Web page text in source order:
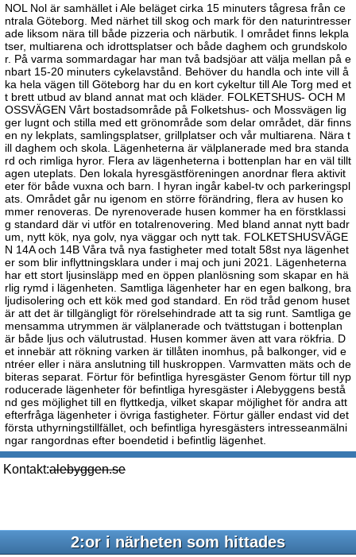
NOL Nol är samhället i Ale beläget cirka 15 minuters tågresa från ce
ntrala Göteborg. Med närhet till skog och mark för den naturintresser
ade liksom nära till både pizzeria och närbutik. I området finns lekpla
tser, multiarena och idrottsplatser och både daghem och grundskolo
r. På varma sommardagar har man två badsjöar att välja mellan på e
nbart 15-20 minuters cykelavstånd. Behöver du handla och inte vill å
ka hela vägen till Göteborg har du en kort cykeltur till Ale Torg med et
t brett utbud av bland annat mat och kläder. FOLKETSHUS- OCH M
OSSVÄGEN Vårt bostadsområde på Folketshus- och Mossvägen lig
ger lugnt och stilla med ett grönområde som delar området, där finns
en ny lekplats, samlingsplatser, grillplatser och vår multiarena. Nära t
ill daghem och skola. Lägenheterna är välplanerade med bra standa
rd och rimliga hyror. Flera av lägenheterna i bottenplan har en väl tillt
agen uteplats. Den lokala hyresgästföreningen anordnar flera aktivit
eter för både vuxna och barn. I hyran ingår kabel-tv och parkeringspl
ats. Området går nu igenom en större förändring, flera av husen ko
mmer renoveras. De nyrenoverade husen kommer ha en förstklassi
g standard där vi utför en totalrenovering. Med bland annat nytt badr
um, nytt kök, nya golv, nya väggar och nytt tak. FOLKETSHUSVÄGE
N 14A och 14B Våra två nya fastigheter med totalt 58st nya lägenhet
er som blir inflyttningsklara under i maj och juni 2021. Lägenheterna
har ett stort ljusinsläpp med en öppen planlösning som skapar en hä
rlig rymd i lägenheten. Samtliga lägenheter har en egen balkong, bra
ljudisolering och ett kök med god standard. En röd tråd genom huset
är att det är tillgängligt för rörelsehindrade att ta sig runt. Samtliga ge
mensamma utrymmen är välplanerade och tvättstugan i bottenplan
är både ljus och välutrustad. Husen kommer även att vara rökfria. D
et innebär att rökning varken är tillåten inomhus, på balkonger, vid e
ntréer eller i nära anslutning till huskroppen. Varmvatten mäts och de
biteras separat. Förtur för befintliga hyresgäster Genom förtur till nyp
roducerade lägenheter för befintliga hyresgäster i Alebyggens bestå
nd ges möjlighet till en flyttkedja, vilket skapar möjlighet för andra att
efterfråga lägenheter i övriga fastigheter. Förtur gäller endast vid det
första uthyrningstillfället, och befintliga hyresgästers intresseanmälni
ngar rangordnas efter boendetid i befintlig lägenhet.
Kontakt:alebyggen.se
2:or i närheten som hittades